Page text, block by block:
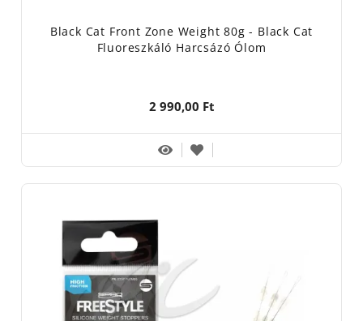
Black Cat Front Zone Weight 80g - Black Cat
Fluoreszkáló Harcsázó Ólom
2 990,00 Ft